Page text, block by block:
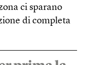
ci sparano
di completa